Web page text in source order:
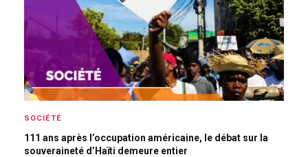
SOCIÉTÉ
111 ans après l’occupation américaine, le débat sur la
souveraineté d’Haïti demeure entier